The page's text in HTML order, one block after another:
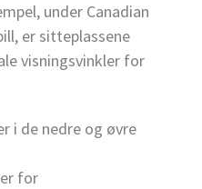
under Canadian
er sitteplassene
visningsvinkler for
i de nedre og øvre
for